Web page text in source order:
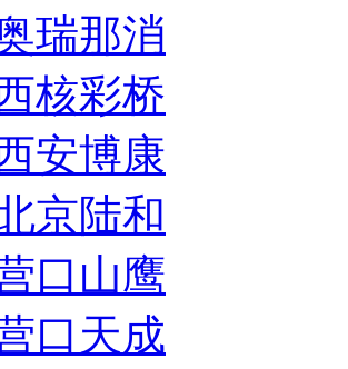
瑞那消
核彩桥
安博康
京陆和
口山鹰
口天成